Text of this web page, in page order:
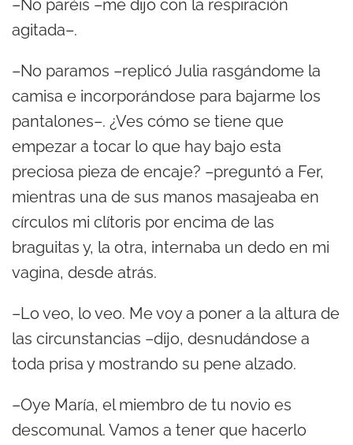
–No paréis –me dijo con la respiración
agitada–.
–No paramos –replicó Julia rasgándome la
camisa e incorporándose para bajarme los
pantalones–. ¿Ves cómo se tiene que
empezar a tocar lo que hay bajo esta
preciosa pieza de encaje? –preguntó a Fer,
mientras una de sus manos masajeaba en
círculos mi clítoris por encima de las
braguitas y, la otra, internaba un dedo en mi
vagina, desde atrás.
–Lo veo, lo veo. Me voy a poner a la altura de
las circunstancias –dijo, desnudándose a
toda prisa y mostrando su pene alzado.
–Oye María, el miembro de tu novio es
descomunal. Vamos a tener que hacerlo